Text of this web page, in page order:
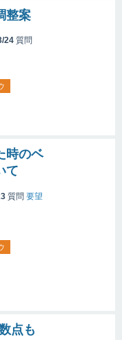
整案
24 質問
時のベ
て
質問 要望
点も